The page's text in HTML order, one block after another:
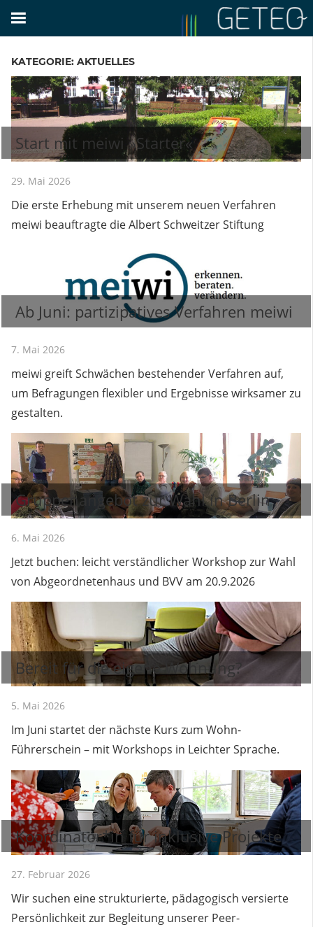
Zum
KATEGORIE: AKTUELLES
29. Mai 2026
Start mit meiwi »Starter«
Die erste Erhebung mit unserem neuen Verfahren
meiwi beauftragte die Albert Schweitzer Stiftung
7. Mai 2026
Ab Juni: partizipatives Verfahren meiwi
meiwi greift Schwächen bestehender Verfahren auf,
um Befragungen flexibler und Ergebnisse wirksamer zu
gestalten.
6. Mai 2026
Gruppenangebot zur Wahl in Berlin
Jetzt buchen: leicht verständlicher Workshop zur Wahl
von Abgeordnetenhaus und BVV am 20.9.2026
5. Mai 2026
Bereit für die eigene Wohnung?
Im Juni startet der nächste Kurs zum Wohn-
Führerschein – mit Workshops in Leichter Sprache.
27. Februar 2026
Koordinator*in für inklusive Projekte
Wir suchen eine strukturierte, pädagogisch versierte
Persönlichkeit zur Begleitung unserer Peer-